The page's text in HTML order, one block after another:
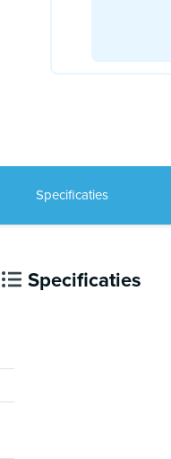
Specificaties
Specificaties